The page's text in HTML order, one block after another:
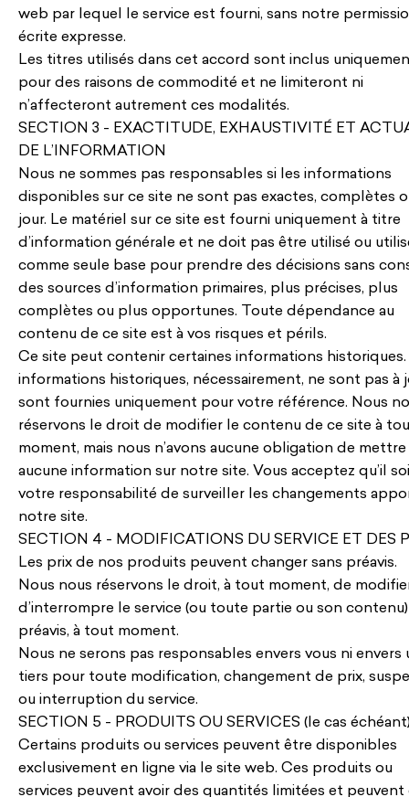
web par lequel le service est fourni, sans notre
écrite expresse.
Les titres utilisés dans cet accord sont inclus
pour des raisons de commodité et ne limiteront ni
n’affecteront autrement ces modalités.
SECTION 3 - EXACTITUDE, EXHAUSTIVITÉ ET
DE L’INFORMATION
Nous ne sommes pas responsables si les informations
disponibles sur ce site ne sont pas exactes, complètes
jour. Le matériel sur ce site est fourni uniquement à titre
d’information générale et ne doit pas être utilisé ou
comme seule base pour prendre des décisions sans
des sources d’information primaires, plus précises, plus
complètes ou plus opportunes. Toute dépendance au
contenu de ce site est à vos risques et périls.
Ce site peut contenir certaines informations historiques.
informations historiques, nécessairement, ne sont pas à
sont fournies uniquement pour votre référence. Nous
réservons le droit de modifier le contenu de ce site à
moment, mais nous n’avons aucune obligation de mettre
aucune information sur notre site. Vous acceptez qu’il
votre responsabilité de surveiller les changements
notre site.
SECTION 4 - MODIFICATIONS DU SERVICE ET DES
Les prix de nos produits peuvent changer sans préavis.
Nous nous réservons le droit, à tout moment, de
d’interrompre le service (ou toute partie ou son contenu)
préavis, à tout moment.
Nous ne serons pas responsables envers vous ni envers
tiers pour toute modification, changement de prix,
ou interruption du service.
SECTION 5 - PRODUITS OU SERVICES (le cas
Certains produits ou services peuvent être disponibles
exclusivement en ligne via le site web. Ces produits ou
services peuvent avoir des quantités limitées et peuvent